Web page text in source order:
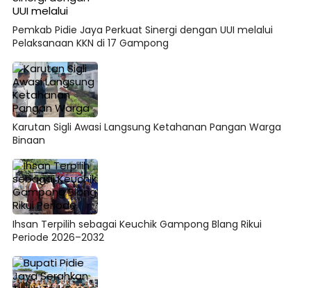
Pemkab Pidie Jaya Perkuat Sinergi dengan UUI melalui
Pelaksanaan KKN di 17 Gampong
Karutan Sigli Awasi Langsung Ketahanan Pangan Warga
Binaan
Ihsan Terpilih sebagai Keuchik Gampong Blang Rikui
Periode 2026–2032